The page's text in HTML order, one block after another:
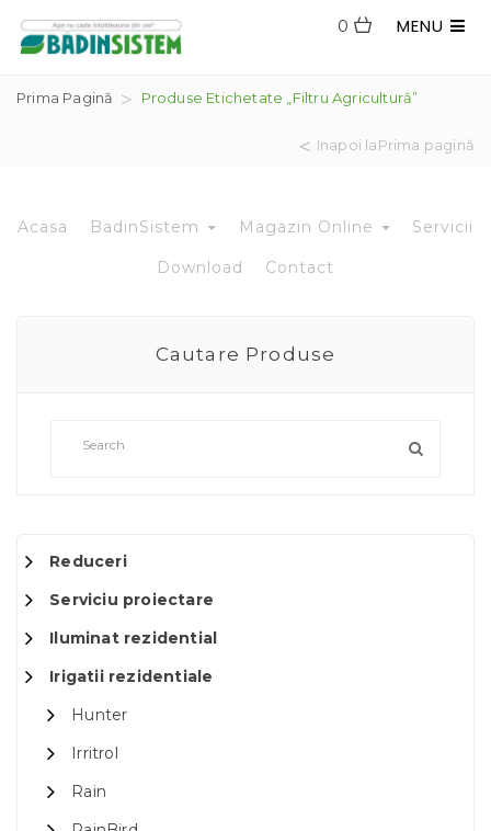
MENU
0
Prima Pagină Produse Etichetate „filtru Agricultură”
Inapoi laPrima pagină
Acasa BadinSistem Magazin Online Servicii
Download Contact
Cautare Produse
Reduceri
Serviciu proiectare
Iluminat rezidential
Irigatii rezidentiale
Hunter
Irritrol
Rain